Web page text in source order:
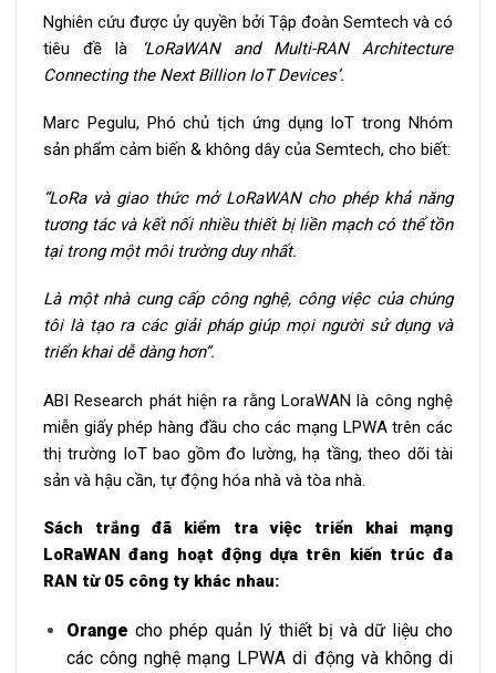
Nghiên cứu được ủy quyền bởi Tập đoàn Semtech và có
tiêu đề là ‘LoRaWAN and Multi-RAN Architecture
Connecting the Next Billion IoT Devices’.
Marc Pegulu, Phó chủ tịch ứng dụng IoT trong Nhóm
sản phẩm cảm biến & không dây của Semtech, cho biết:
“LoRa và giao thức mở LoRaWAN cho phép khả năng
tương tác và kết nối nhiều thiết bị liền mạch có thể tồn
tại trong một môi trường duy nhất.
Là một nhà cung cấp công nghệ, công việc của chúng
tôi là tạo ra các giải pháp giúp mọi người sử dụng và
triển khai dễ dàng hơn”.
ABI Research phát hiện ra rằng LoraWAN là công nghệ
miễn giấy phép hàng đầu cho các mạng LPWA trên các
thị trường IoT bao gồm đo lường, hạ tầng, theo dõi tài
sản và hậu cần, tự động hóa nhà và tòa nhà.
Sách trắng đã kiểm tra việc triển khai mạng
LoRaWAN đang hoạt động dựa trên kiến ​​trúc đa
RAN từ 05 công ty khác nhau:
Orange cho phép quản lý thiết bị và dữ liệu cho
các công nghệ mạng LPWA di động và không di